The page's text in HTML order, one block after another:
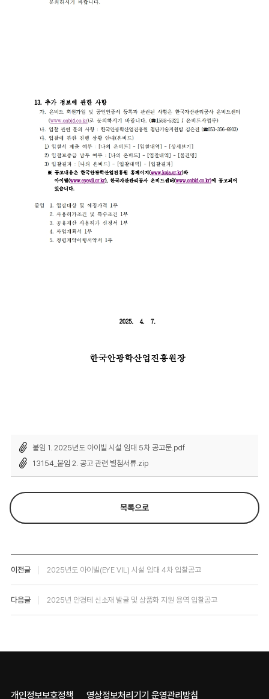
붙임 1. 2025년도 아이빌 시설 임대 5차 공고문.pdf
13154_붙임 2. 공고 관련 별첨서류.zip
목록으로
이전글 2025년도 아이빌(EYE VIL) 시설 임대 4차 입찰공고
다음글 2025년 안경테 신소재 발굴 및 상품화 지원 용역 입찰공고
개인정보보호정책 영상정보처리기기 운영관리방침